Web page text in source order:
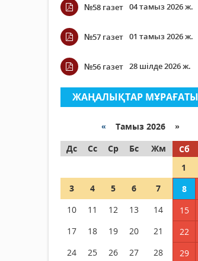
№58 газет 04 тамыз 2026 ж.
№57 газет 01 тамыз 2026 ж.
№56 газет 28 шілде 2026 ж.
ЖАҢАЛЫҚТАР МҰРАҒАТЫ
« Тамыз 2026 »
Дс
Сс Ср Бс Жм Сб
1
3
4 5 6 7 8
10
11 12 13 14 15
17
18 19 20 21 22
24
25 26 27 28 29